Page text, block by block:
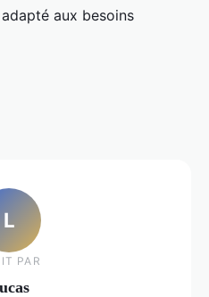
aux besoins
L
PAR